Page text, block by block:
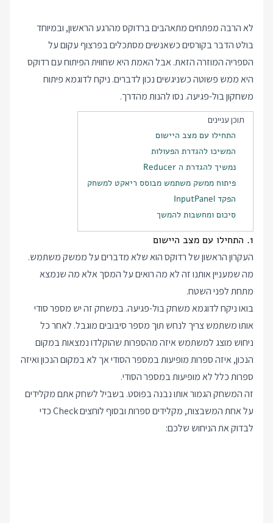
לא הרבה מפתחים מתאהבים ברדוקס מהרגע הראשון, ובמיוחד
בולט הדבר בקורסים כשאנשים מסתכלים בפרצוף עקום על
הספריה המוזרה הזאת. אבל האמת היא שחווית הפיתוח עם רדוקס
היא ממש פשוטה כשניגשים נכון לדברים. ניקח לדוגמא פיתוח
משחקון בול-פגיעה. נסו להנות מהדרך.
תוכן עניינים
התחילו עם מצב היישום
המשיכו להגדרת הפעולות
נמשיך להגדרת ה Reducer
פיתוח ממשק משתמש מבוסס ריאקט למשחק
הפקד InputPanel
סיכום ומחשבות להמשך
1. התחילו עם מצב היישום
העקרון הראשון של רדוקס הוא שלא מדברים על ממשק משתמש.
מה שמעניין אותנו זה לא מה רואים על המסך אלא מה שנמצא
מתחת לפני השטח.
בואו ניקח לדוגמא משחק בול-פגיעה. במשחק זה יש מספר סודי
אותו משתמש צריך לנחש תוך מספר סיבובים מוגבל. לאחר כל
ניחוש מוצג למשתמש איזה מהספרות שהוקלדו נמצאות במקום
הנכון, איזה ספרות מופיעות במספר הסודי אך לא במקום הנכון ואיזה
ספרות כלל לא מופיעות במספר הסודי.
זה המשחק הגמור אותו נבנה בפוסט. בשביל לשחק אתם מקלידים
על אחת המשבצות, מקלידים ספרות ובסוף לוחצים Check כדי
לבדוק את הניחוש שלכם: